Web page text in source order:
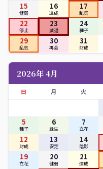
15
健弱
16
達成
17
乱気
22
停止
23
減退
24
種子
29
乱気
30
再会
31
財成
2026年 4月
日 月 火
5
種子
6
緑生
7
立花
12
財成
13
安定
14
陰影
19
立花
20
健弱
21
達成